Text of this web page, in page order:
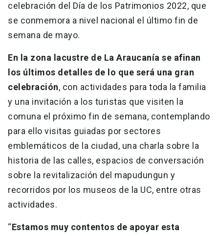
celebración del Día de los Patrimonios 2022, que
se conmemora a nivel nacional el último fin de
semana de mayo.
En la zona lacustre de La Araucanía se afinan
los últimos detalles de lo que será una gran
celebración, con actividades para toda la familia
y una invitación a los turistas que visiten la
comuna el próximo fin de semana, contemplando
para ello visitas guiadas por sectores
emblemáticos de la ciudad, una charla sobre la
historia de las calles, espacios de conversación
sobre la revitalización del mapudungun y
recorridos por los museos de la UC, entre otras
actividades.
“Estamos muy contentos de apoyar esta